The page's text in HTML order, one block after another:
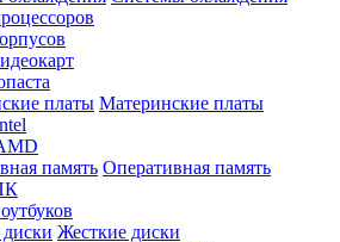
Материнские платы
Оперативная память
Жесткие диски